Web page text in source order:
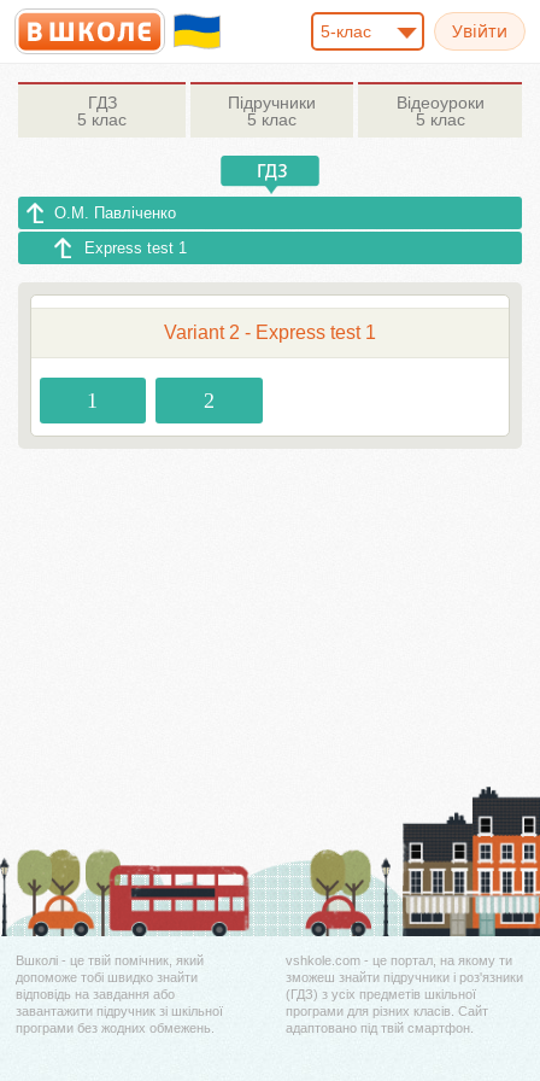
5-клас
ГДЗ
5 клас
Підручники
5 клас
Відеоуроки
5 клас
О.М. Павліченко
Express test 1
Variant 2 - Express test 1
1 2
Вшколі - це твій помічник, який
допоможе тобі швидко знайти
відповідь на завдання або
завантажити підручник зі шкільної
програми без жодних обмежень.
vshkole.com - це портал, на якому ти
зможеш знайти підручники і роз'язники
(ГДЗ) з усіх предметів шкільної
програми для різних класів. Сайт
адаптовано під твій смартфон.